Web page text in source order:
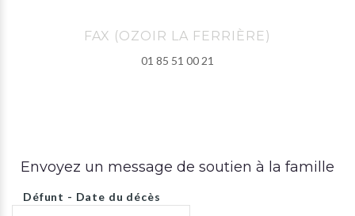
FAX (OZOIR LA FERRIÈRE)
01 85 51 00 21
Envoyez un message de soutien à la famille
Défunt - Date du décès